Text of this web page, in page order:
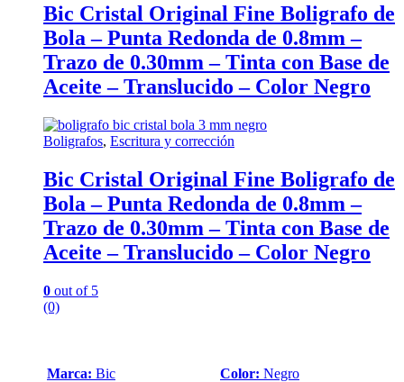
Bic Cristal Original Fine Boligrafo de
Bola – Punta Redonda de 0.8mm –
Trazo de 0.30mm – Tinta con Base de
Aceite – Translucido – Color Negro
Boligrafos, Escritura y corrección
Bic Cristal Original Fine Boligrafo de
Bola – Punta Redonda de 0.8mm –
Trazo de 0.30mm – Tinta con Base de
Aceite – Translucido – Color Negro
0 out of 5
(0)
Marca: Bic Color: Negro